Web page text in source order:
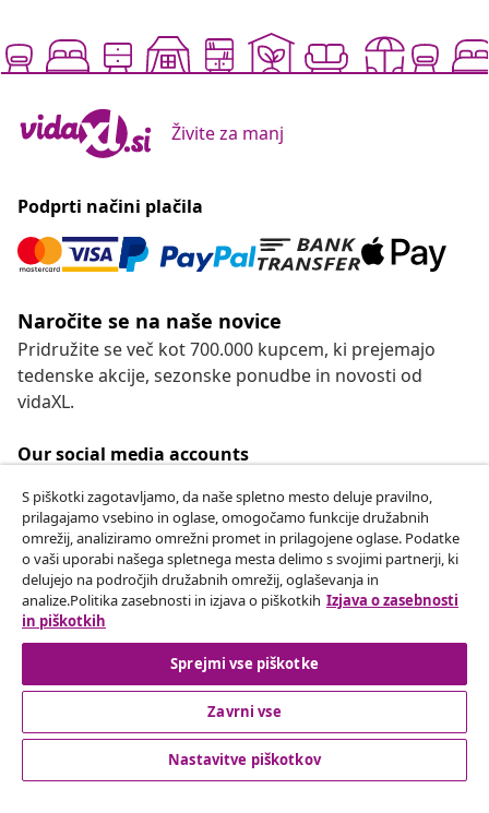
Živite za manj
Podprti načini plačila
Naročite se na naše novice
Pridružite se več kot 700.000 kupcem, ki prejemajo
tedenske akcije, sezonske ponudbe in novosti od
vidaXL.
Our social media accounts
Odstop od pogodbe
Oddaj zahtevek za odstop od naročila.
Odstop od pogodbe
Podpora za stranke
S piškotki zagotavljamo, da naše spletno mesto deluje pravilno,
prilagajamo vsebino in oglase, omogočamo funkcije družabnih
omrežij, analiziramo omrežni promet in prilagojene oglase. Podatke
o vaši uporabi našega spletnega mesta delimo s svojimi partnerji, ki
delujejo na področjih družabnih omrežij, oglaševanja in
analize.Politika zasebnosti in izjava o piškotkih Izjava o zasebnosti
in piškotkih
Sprejmi vse piškotke
Zavrni vse
Nastavitve piškotkov